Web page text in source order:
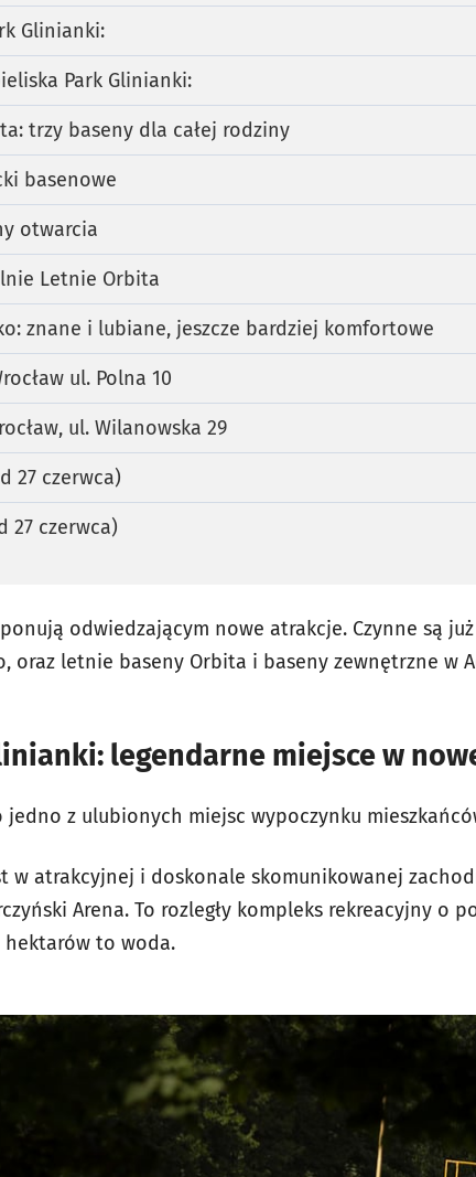
Glinianki:
Park Glinianki:
trzy baseny dla całej rodziny
basenowe
otwarcia
Letnie Orbita
znane i lubiane, jeszcze bardziej komfortowe
ul. Polna 10
ul. Wilanowska 29
27 czerwca)
27 czerwca)
odwiedzającym nowe atrakcje. Czynne są
oraz letnie baseny Orbita i baseny zewnętrzne w
legendarne miejsce w
z ulubionych miejsc wypoczynku
w atrakcyjnej i doskonale skomunikowanej
Arena. To rozległy kompleks rekreacyjny o
hektarów to woda.